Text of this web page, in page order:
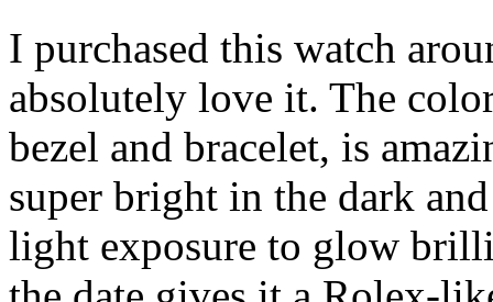
I purchased this watch
absolutely love it. The
bezel and bracelet, is
super bright in the dark
light exposure to glow